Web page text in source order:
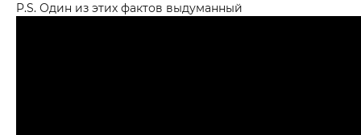
P.S. Один из этих фактов выдуманный